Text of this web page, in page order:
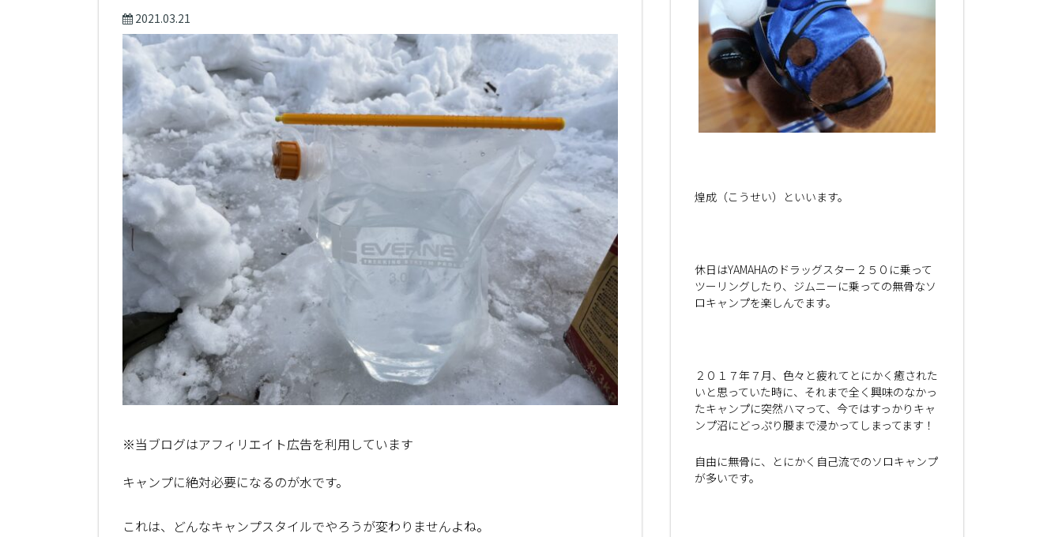
2021.03.21
※当ブログはアフィリエイト広告を利用しています
キャンプに絶対必要になるのが水です。
これは、どんなキャンプスタイルでやろうが変わりませんよね。
煌成（こうせい）といいます。
休日はYAMAHAのドラッグスター２５０に乗って
ツーリングしたり、ジムニーに乗っての無骨なソ
ロキャンプを楽しんでます。
２０１７年７月、色々と疲れてとにかく癒された
いと思っていた時に、それまで全く興味のなかっ
たキャンプに突然ハマって、今ではすっかりキャ
ンプ沼にどっぷり腰まで浸かってしまってます！
自由に無骨に、とにかく自己流でのソロキャンプ
が多いです。